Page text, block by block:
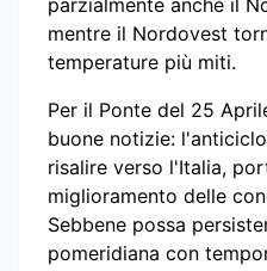
parzialmente anche il
mentre il Nordovest
temperature più miti.
Per il Ponte del 25
buone notizie:
risalire verso l'Italia,
miglioramento delle
Sebbene possa
pomeridiana con